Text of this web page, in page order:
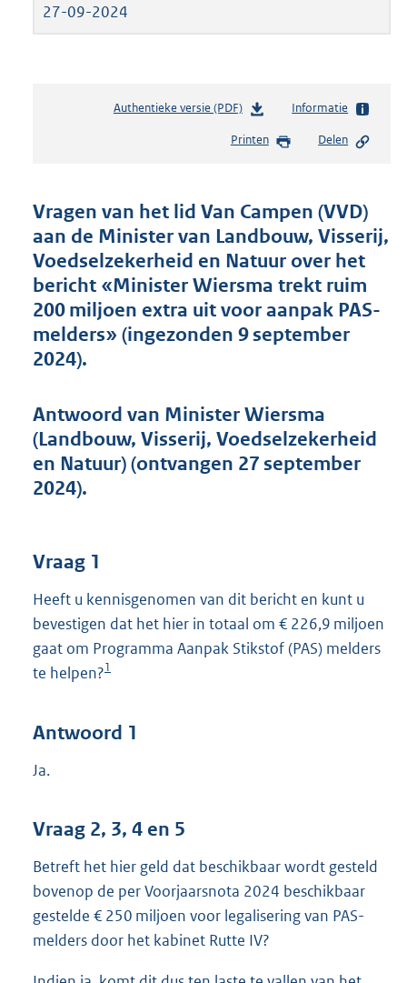
27-09-2024
Authentieke versie (PDF)b
s
n
d
s
g
r
o
t
4
6
b
Informatie
Printen Delen
Vragen van het lid Van Campen (VVD)
aan de Minister van Landbouw, Visserij,
Voedselzekerheid en Natuur over het
bericht «Minister Wiersma trekt ruim
200 miljoen extra uit voor aanpak PAS-
melders» (ingezonden 9 september
2024).
Antwoord van Minister Wiersma
(Landbouw, Visserij, Voedselzekerheid
en Natuur) (ontvangen 27 september
2024).
Vraag 1
Heeft u kennisgenomen van dit bericht en kunt u
bevestigen dat het hier in totaal om € 226,9 miljoen
gaat om Programma Aanpak Stikstof (PAS) melders
te helpen?1
Antwoord 1
Ja.
Vraag 2, 3, 4 en 5
Betreft het hier geld dat beschikbaar wordt gesteld
bovenop de per Voorjaarsnota 2024 beschikbaar
gestelde € 250 miljoen voor legalisering van PAS-
melders door het kabinet Rutte IV?